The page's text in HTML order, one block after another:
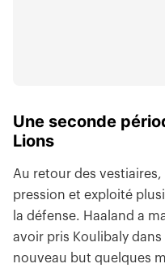
Une seconde
Lions
Au retour des
pression et exploité
la défense. Haaland a
avoir pris Koulibaly
nouveau but quelques